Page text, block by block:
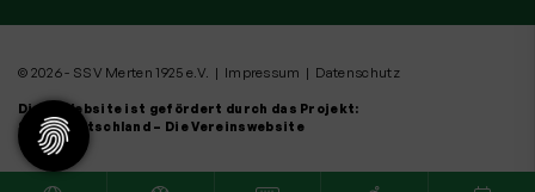
© 2026 - SSV Merten 1925 e.V. | Impressum | Datenschutz
Diese Website ist gefördert durch das Projekt:
Sportdeutschland – Die Vereinswebsite